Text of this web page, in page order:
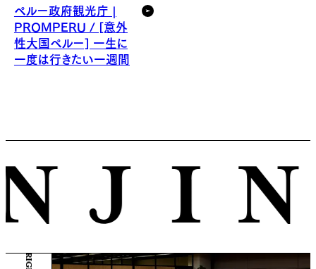
ペルー政府観光庁 |
PROMPERU / [意外
性大国ペルー] 一生に
一度は行きたい一週間